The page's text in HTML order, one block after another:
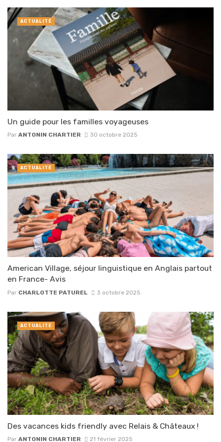
Un guide pour les familles voyageuses
Par ANTONIN CHARTIER 30 octobre 2025
ACTUALITÉ
American Village, séjour linguistique en Anglais partout
en France- Avis
Par CHARLOTTE PATUREL 3 octobre 2025
ACTUALITÉ
Des vacances kids friendly avec Relais & Châteaux !
Par ANTONIN CHARTIER 21 février 2025
ACTUALITÉ